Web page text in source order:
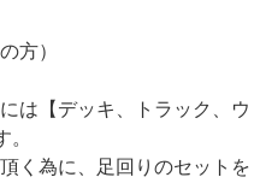
方）
は【デッキ、トラック、ウ
く為に、足回りのセットを